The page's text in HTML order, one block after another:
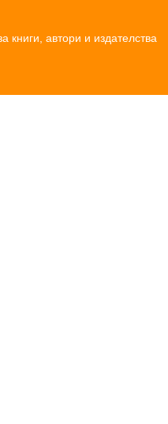
книги, автори и издателства